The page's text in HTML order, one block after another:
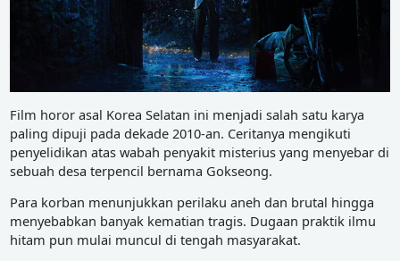
Film horor asal Korea Selatan ini menjadi salah satu karya
paling dipuji pada dekade 2010-an. Ceritanya mengikuti
penyelidikan atas wabah penyakit misterius yang menyebar di
sebuah desa terpencil bernama Gokseong.
Para korban menunjukkan perilaku aneh dan brutal hingga
menyebabkan banyak kematian tragis. Dugaan praktik ilmu
hitam pun mulai muncul di tengah masyarakat.